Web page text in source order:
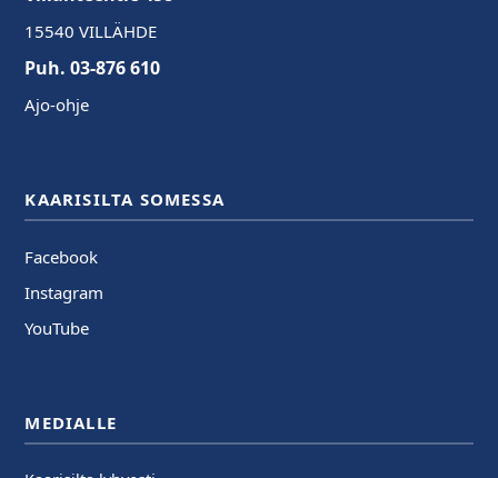
15540 VILLÄHDE
Puh. 03-876 610
Ajo-ohje
KAARISILTA SOMESSA
Facebook
Instagram
YouTube
MEDIALLE